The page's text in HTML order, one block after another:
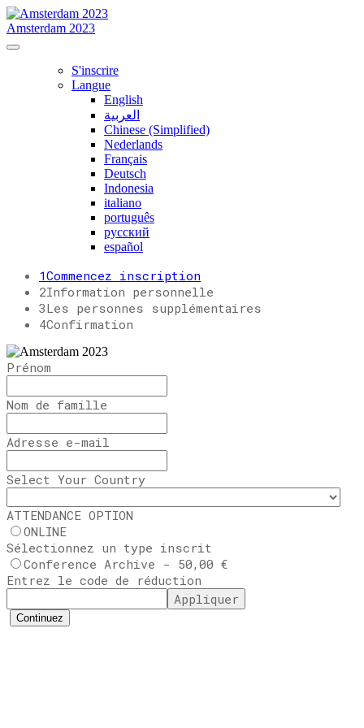
Amsterdam 2023
S'inscrire
Langue
English
العربية
Chinese (Simplified)
Nederlands
Français
Deutsch
Indonesia
italiano
português
русский
español
1Commencez inscription
2Information personnelle
3Les personnes supplémentaires
4Confirmation
Prénom
Nom de famille
Adresse e-mail
Select Your Country
ATTENDANCE OPTION
ONLINE
Sélectionnez un type inscrit
Conference Archive - 50,00 €
Entrez le code de réduction
Appliquer
Continuez